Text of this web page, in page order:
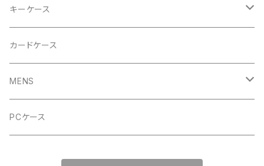
レッド
ロイヤルブルー
キーケース
レッド
ロイヤルブルー
ブラック
カードケース
MENS
バッグ
PCケース